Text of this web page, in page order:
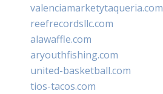
valenciamarketytaqueria.com
reefrecordsllc.com
alawaffle.com
aryouthfishing.com
united-basketball.com
tios-tacos.com